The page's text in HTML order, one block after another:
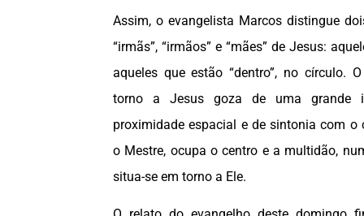
Assim, o evangelista Marcos distingue
“irmãs”, “irmãos” e “mães” de Jesus:
aqueles que estão “dentro”, no círculo.
torno a Jesus goza de uma grande
proximidade espacial e de sintonia com o
o Mestre, ocupa o centro e a multidão,
situa-se em torno a Ele.